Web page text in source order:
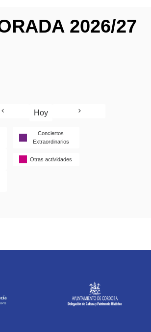
2026/27
Hoy
Conciertos
Extraordinarios
Otras actividades